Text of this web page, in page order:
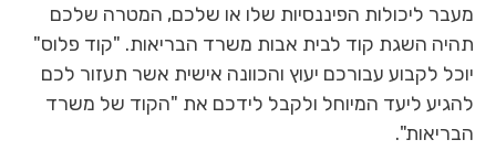
מעבר ליכולות הפיננסיות שלו או שלכם, המטרה שלכם
תהיה השגת קוד לבית אבות משרד הבריאות. "קוד פלוס"
יוכל לקבוע עבורכם יעוץ והכוונה אישית אשר תעזור לכם
להגיע ליעד המיוחל ולקבל לידכם את "הקוד של משרד
הבריאות".